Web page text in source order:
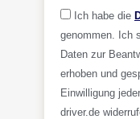
Ich habe die
genommen. Ich
Daten zur
erhoben und
Einwilligung
driver.de